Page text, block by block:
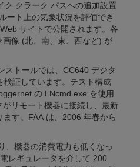
ク クラーク パスへの追加設置
ート上の気象状況を評価でき
サイトで公開されます。各
像 (北、南、東、西など) が
ストールでは、CC640 デジタ
証しています。テスト構成
の LNcmd.exe を使用
リモート機器に接続し、最新
す。FAA は、2006 年春から
、機器の消費電力も低くなっ
レギュレータを介して 200